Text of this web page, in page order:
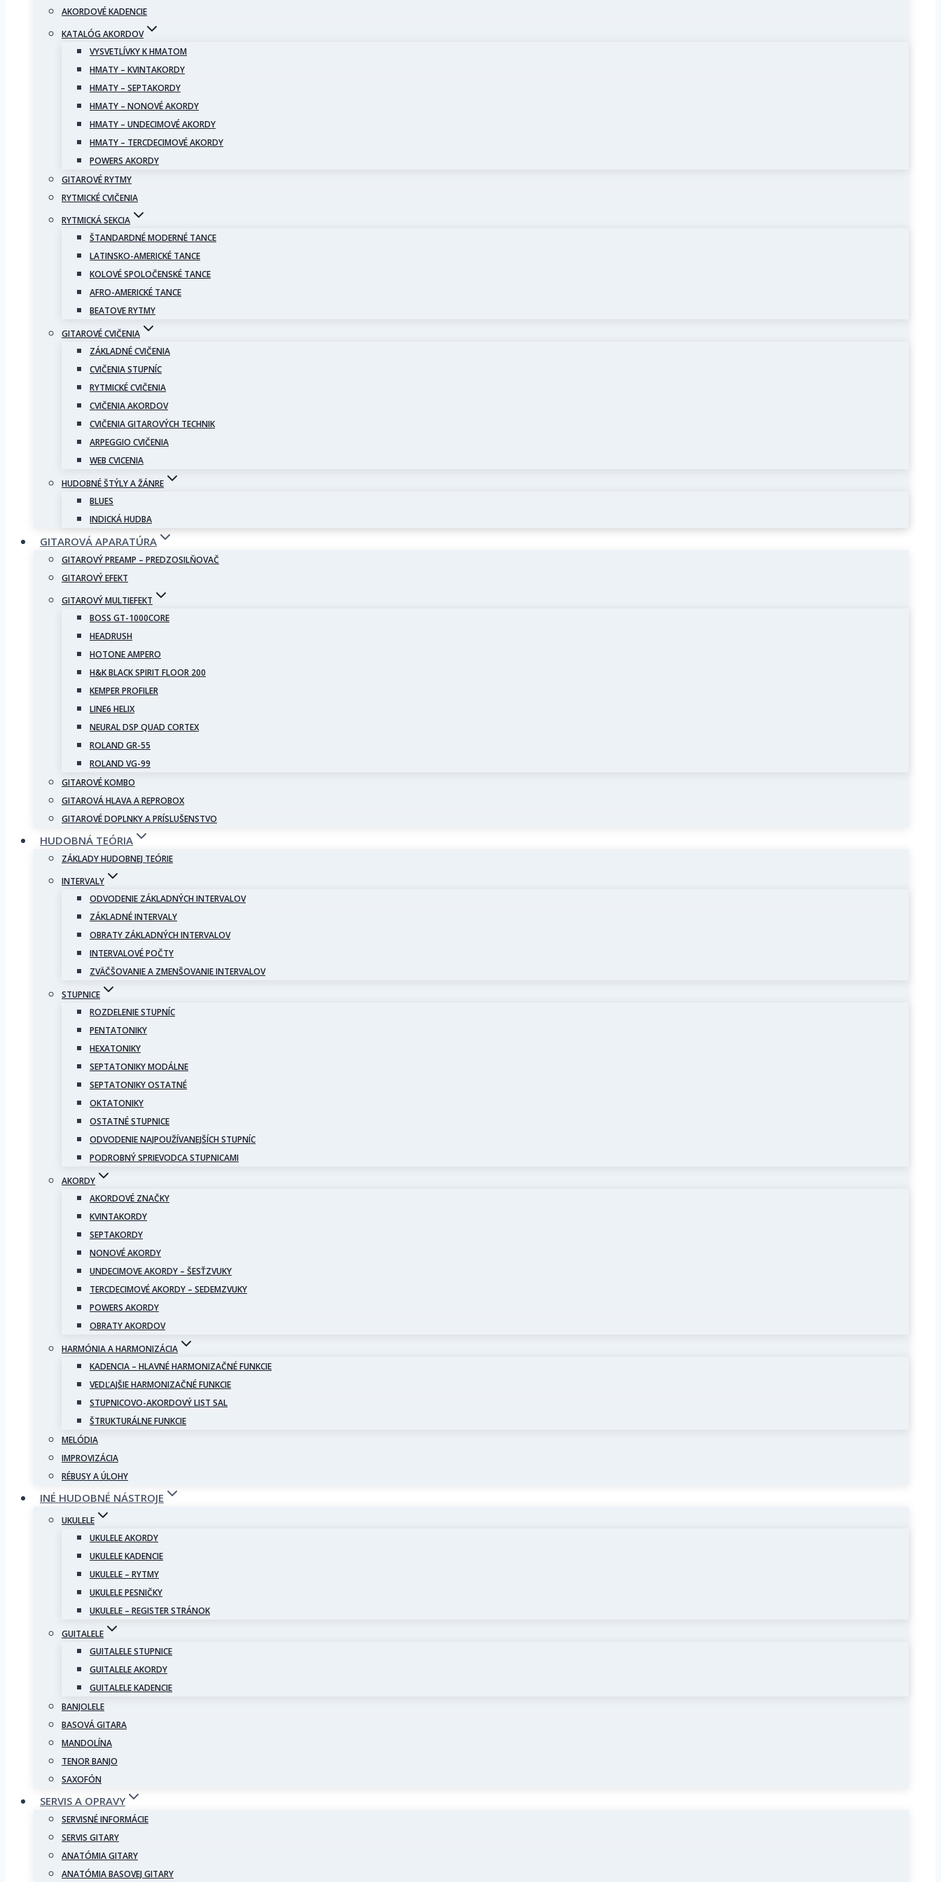
AKORDOVÉ KADENCIE
KATALÓG AKORDOV
VYSVETLÍVKY K HMATOM
HMATY – KVINTAKORDY
HMATY – SEPTAKORDY
HMATY – NONOVÉ AKORDY
HMATY – UNDECIMOVÉ AKORDY
HMATY – TERCDECIMOVÉ AKORDY
POWERS AKORDY
GITAROVÉ RYTMY
RYTMICKÉ CVIČENIA
RYTMICKÁ SEKCIA
ŠTANDARDNÉ MODERNÉ TANCE
LATINSKO-AMERICKÉ TANCE
KOLOVÉ SPOLOČENSKÉ TANCE
AFRO-AMERICKÉ TANCE
BEATOVE RYTMY
GITAROVÉ CVIČENIA
ZÁKLADNÉ CVIČENIA
CVIČENIA STUPNÍC
RYTMICKÉ CVIČENIA
CVIČENIA AKORDOV
CVIČENIA GITAROVÝCH TECHNIK
ARPEGGIO CVIČENIA
WEB CVICENIA
HUDOBNÉ ŠTÝLY A ŽÁNRE
BLUES
INDICKÁ HUDBA
GITAROVÁ APARATÚRA
GITAROVÝ PREAMP – PREDZOSILŇOVAČ
GITAROVÝ EFEKT
GITAROVÝ MULTIEFEKT
BOSS GT-1000CORE
HEADRUSH
HOTONE AMPERO
H&K BLACK SPIRIT FLOOR 200
KEMPER PROFILER
LINE6 HELIX
NEURAL DSP QUAD CORTEX
ROLAND GR-55
ROLAND VG-99
GITAROVÉ KOMBO
GITAROVÁ HLAVA A REPROBOX
GITAROVÉ DOPLNKY A PRÍSLUŠENSTVO
HUDOBNÁ TEÓRIA
ZÁKLADY HUDOBNEJ TEÓRIE
INTERVALY
ODVODENIE ZÁKLADNÝCH INTERVALOV
ZÁKLADNÉ INTERVALY
OBRATY ZÁKLADNÝCH INTERVALOV
INTERVALOVÉ POČTY
ZVÄČŠOVANIE A ZMENŠOVANIE INTERVALOV
STUPNICE
ROZDELENIE STUPNÍC
PENTATONIKY
HEXATONIKY
SEPTATONIKY MODÁLNE
SEPTATONIKY OSTATNÉ
OKTATONIKY
OSTATNÉ STUPNICE
ODVODENIE NAJPOUŽÍVANEJŠÍCH STUPNÍC
PODROBNÝ SPRIEVODCA STUPNICAMI
AKORDY
AKORDOVÉ ZNAČKY
KVINTAKORDY
SEPTAKORDY
NONOVÉ AKORDY
UNDECIMOVE AKORDY – ŠESŤZVUKY
TERCDECIMOVÉ AKORDY – SEDEMZVUKY
POWERS AKORDY
OBRATY AKORDOV
HARMÓNIA A HARMONIZÁCIA
KADENCIA – HLAVNÉ HARMONIZAČNÉ FUNKCIE
VEDĽAJŠIE HARMONIZAČNÉ FUNKCIE
STUPNICOVO-AKORDOVÝ LIST SAL
ŠTRUKTURÁLNE FUNKCIE
MELÓDIA
IMPROVIZÁCIA
RÉBUSY A ÚLOHY
INÉ HUDOBNÉ NÁSTROJE
UKULELE
UKULELE AKORDY
UKULELE KADENCIE
UKULELE – RYTMY
UKULELE PESNIČKY
UKULELE – REGISTER STRÁNOK
GUITALELE
GUITALELE STUPNICE
GUITALELE AKORDY
GUITALELE KADENCIE
BANJOLELE
BASOVÁ GITARA
MANDOLÍNA
TENOR BANJO
SAXOFÓN
SERVIS A OPRAVY
SERVISNÉ INFORMÁCIE
SERVIS GITARY
ANATÓMIA GITARY
ANATÓMIA BASOVEJ GITARY